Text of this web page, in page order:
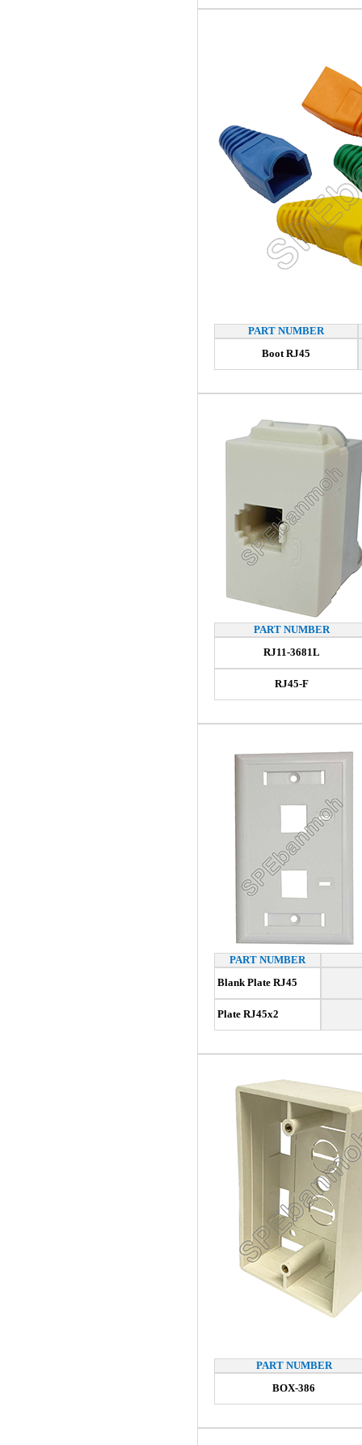
PART NUMBER
Boot RJ45
PART NUMBER
RJ11-3681L
RJ45-F
PART NUMBER
Blank Plate RJ45
Plate RJ45x2
PART NUMBER
BOX-386